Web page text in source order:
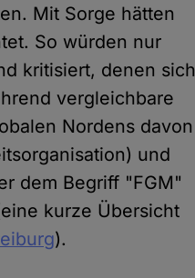
Mit Sorge hätten
So würden nur
kritisiert, denen sich
vergleichbare
Nordens davon
und
dem Begriff "FGM"
kurze Übersicht
).